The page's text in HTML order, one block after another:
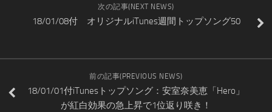
次の記事(NEXT NEWS)
18/01/08付 オリジナルiTunes週間トップソング50
前の記事(PREVIOUS NEWS)
18/01/01付iTunesトップソング：安室奈美恵「Hero」
が紅白効果の急上昇で1位返り咲き！